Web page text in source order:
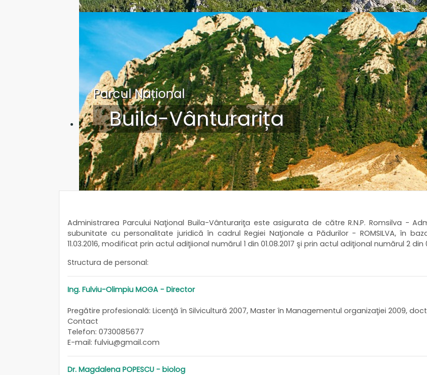
Parcul Național
Buila-Vânturarița
Administrarea Parcului Naţional Buila-Vânturariţa este asigurata de către R.N.P. Romsilva -
subunitate cu personalitate juridică în cadrul Regiei Naţionale a Pădurilor - ROMSILVA, în
11.03.2016, modificat prin actul adiţiional numărul 1 din 01.08.2017 şi prin actul adiţional numărul 2 din
Structura de personal:
Ing. Fulviu-Olimpiu MOGA - Director
Pregătire profesională: Licenţă în Silvicultură 2007, Master în Managementul organizaţiei 2009,
Contact
Telefon: 0730085677
E-mail: fulviu@gmail.com
Dr. Magdalena POPESCU - biolog